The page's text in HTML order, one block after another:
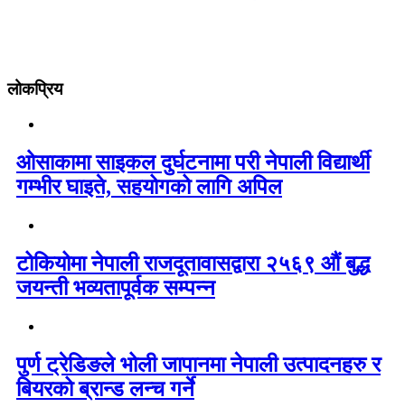
लोकप्रिय
ओसाकामा साइकल दुर्घटनामा परी नेपाली विद्यार्थी
गम्भीर घाइते, सहयोगको लागि अपिल
टोकियोमा नेपाली राजदूतावासद्वारा २५६९ औं बुद्ध
जयन्ती भव्यतापूर्वक सम्पन्न
पुर्ण ट्रेडिङले भोली जापानमा नेपाली उत्पादनहरु र
बियरको ब्रान्ड लन्च गर्ने